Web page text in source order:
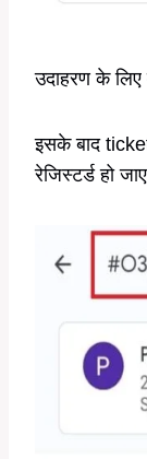
उदाहरण के
इसके बाद
रेजिस्टर्ड हो